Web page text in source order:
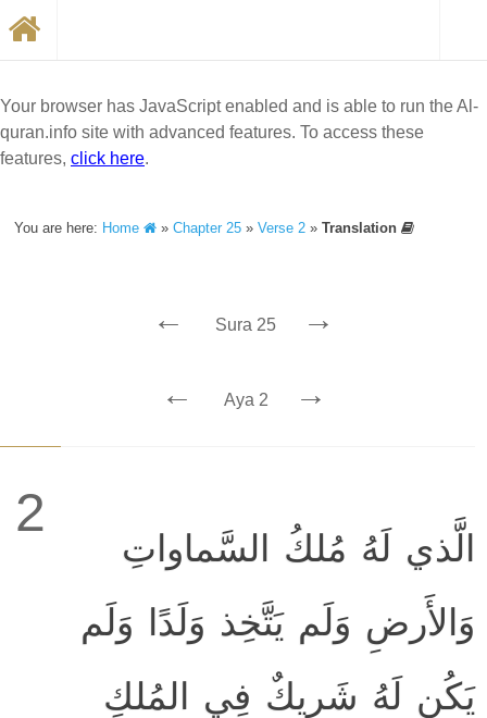
Your browser has JavaScript enabled and is able to run the Al-
quran.info site with advanced features. To access these
features, click here.
You are here: Home »Chapter 25 »Verse 2 »Translation
← Sura 25 →
← Aya 2 →
2
الَّذي لَهُ مُلكُ السَّماواتِ
وَالأَرضِ وَلَم يَتَّخِذ وَلَدًا وَلَم
يَكُن لَهُ شَريكٌ فِي المُلكِ